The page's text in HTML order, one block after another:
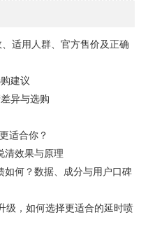
的敏感度，从而改善性生活。如果
强液的使用方法女性快感...
适用人群、官方售价及正确
建议
异与选购
适合你？
清效果与原理
何？数据、成分与用户口碑
级，如何选择更适合的延时喷